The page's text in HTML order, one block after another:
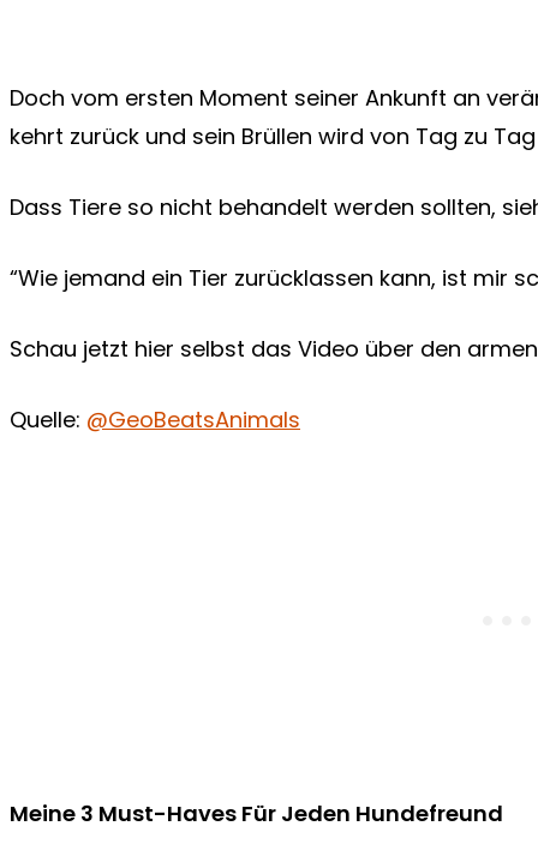
Doch vom ersten Moment seiner Ankunft an
kehrt zurück und sein Brüllen wird von Tag zu
Dass Tiere so nicht behandelt werden sollten,
“Wie jemand ein Tier zurücklassen kann, ist mir
Schau jetzt hier selbst das Video über den
Quelle: @GeoBeatsAnimals
Meine 3 Must-Haves Für Jeden Hundefreund​